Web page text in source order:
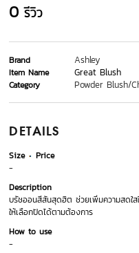
0 รีวิว
Brand Ashley
Item Name Great Blush
Category Powder Blush/
DETAILS
Size
Price
-
Description
บรัชออนสีสันสุดฮิต ช่วยเพิ่มความสดใ
ให้เลือกปัดได้ตามต้องการ
How to use
-